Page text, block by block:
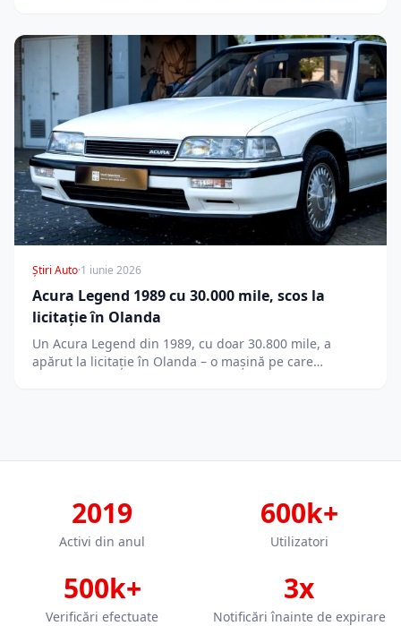
Știri Auto·1 iunie 2026
Acura Legend 1989 cu 30.000 mile, scos la
licitație în Olanda
Un Acura Legend din 1989, cu doar 30.800 mile, a
apărut la licitație în Olanda – o mașină pe care…
2019
Activi din anul
600k+
Utilizatori
500k+
Verificări efectuate
3x
Notificări înainte de expirare